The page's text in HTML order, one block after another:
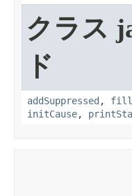
クラス
ド
addSuppressed ,
initCause,